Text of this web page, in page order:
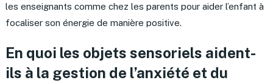
les enseignants comme chez les parents pour aider l’enfant à
focaliser son énergie de manière positive.
En quoi les objets sensoriels aident-
ils à la gestion de l’anxiété et du